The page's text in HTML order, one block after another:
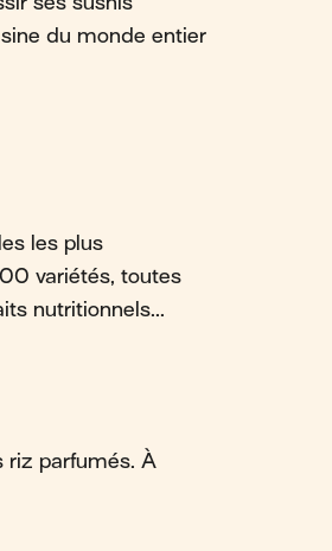
du monde entier
les plus
variétés, toutes
nutritionnels...
riz parfumés. À